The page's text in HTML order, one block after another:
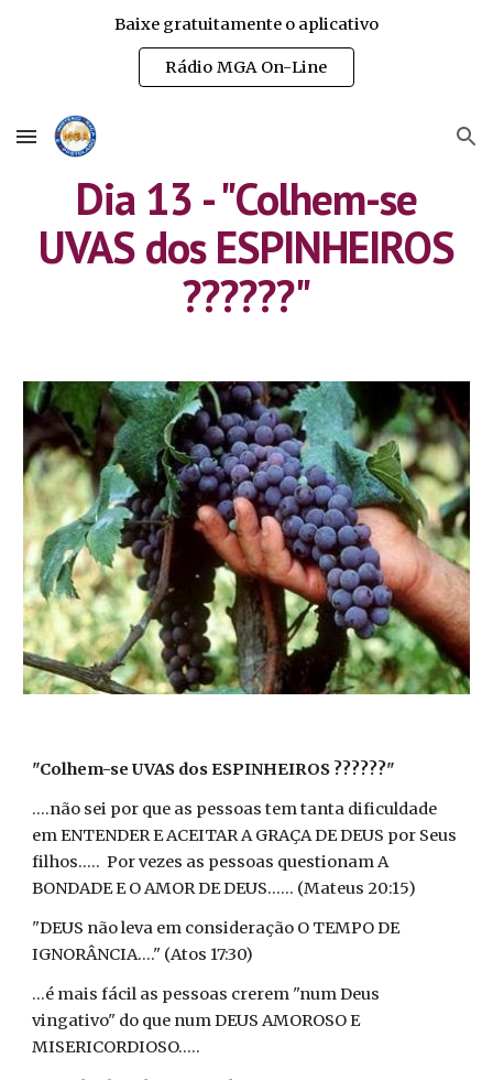
Baixe gratuitamente o aplicativo
Rádio MGA On-Line
Dia 13 - "Colhem-se
UVAS dos ESPINHEIROS
??????"
"Colhem-se UVAS dos ESPINHEIROS ??????"
....não sei por que as pessoas tem tanta dificuldade
em ENTENDER E ACEITAR A GRAÇA DE DEUS por Seus
filhos..... Por vezes as pessoas questionam A
BONDADE E O AMOR DE DEUS...... (Mateus 20:15)
"DEUS não leva em consideração O TEMPO DE
IGNORÂNCIA...." (Atos 17:30)
...é mais fácil as pessoas crerem "num Deus
vingativo" do que num DEUS AMOROSO E
MISERICORDIOSO.....